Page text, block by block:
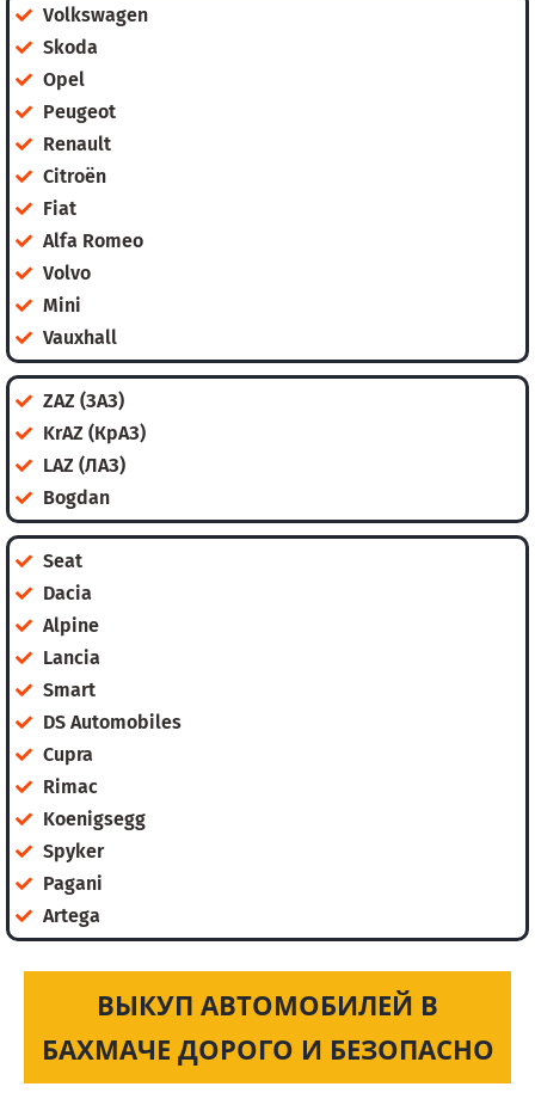
Volkswagen
Skoda
Opel
Peugeot
Renault
Citroën
Fiat
Alfa Romeo
Volvo
Mini
Vauxhall
ZAZ (ЗАЗ)
KrAZ (КрАЗ)
LAZ (ЛАЗ)
Bogdan
Seat
Dacia
Alpine
Lancia
Smart
DS Automobiles
Cupra
Rimac
Koenigsegg
Spyker
Pagani
Artega
ВЫКУП АВТОМОБИЛЕЙ В
БАХМАЧЕ ДОРОГО И БЕЗОПАСНО